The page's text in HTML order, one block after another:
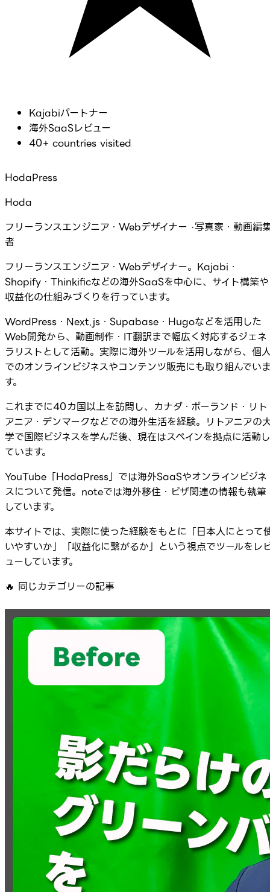
Kajabiパートナー
海外SaaSレビュー
40+ countries visited
HodaPress
Hoda
フリーランスエンジニア・Webデザイナー ·写真家・動画編
者
フリーランスエンジニア・Webデザイナー。Kajabi・
Shopify・Thinkificなどの海外SaaSを中心に、サイト構築や
収益化の仕組みづくりを行っています。
WordPress・Next.js・Supabase・Hugoなどを活用した
Web開発から、動画制作・IT翻訳まで幅広く対応するジェネ
ラリストとして活動。実際に海外ツールを活用しながら、個
でのオンラインビジネスやコンテンツ販売にも取り組んでい
す。
これまでに40カ国以上を訪問し、カナダ・ポーランド・リト
アニア・デンマークなどでの海外生活を経験。リトアニアの
学で国際ビジネスを学んだ後、現在はスペインを拠点に活動し
ています。
YouTube「HodaPress」では海外SaaSやオンラインビジネ
スについて発信。noteでは海外移住・ビザ関連の情報も執筆
しています。
本サイトでは、実際に使った経験をもとに「日本人にとって
いやすいか」「収益化に繋がるか」という視点でツールをレ
ューしています。
🔥 同じカテゴリーの記事